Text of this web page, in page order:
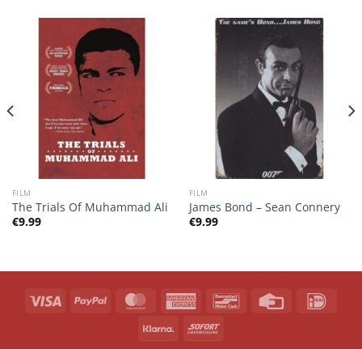
FILM
The Trials Of Muhammad Ali
€9.99
FILM
James Bond – Sean Connery
€9.99